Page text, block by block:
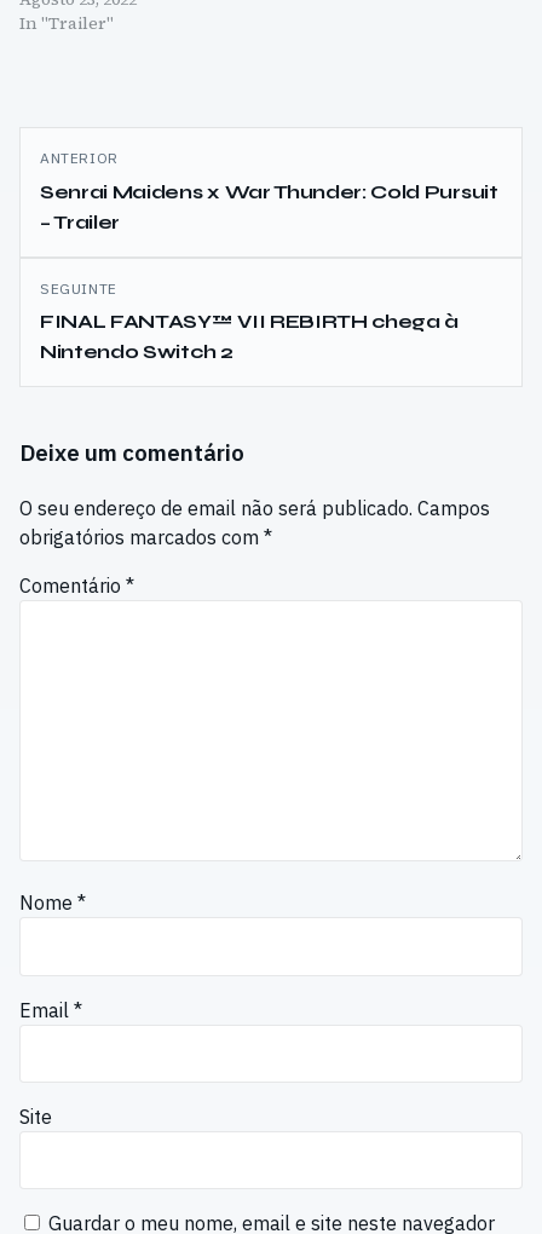
In "Trailer"
Navegação
de
artigos
ANTERIOR
Senrai Maidens x War Thunder: Cold Pursuit
– Trailer
SEGUINTE
FINAL FANTASY™ VII REBIRTH chega à
Nintendo Switch 2
Deixe um comentário
O seu endereço de email não será publicado. Campos
obrigatórios marcados com *
Comentário *
Nome *
Email *
Site
Guardar o meu nome, email e site neste navegador